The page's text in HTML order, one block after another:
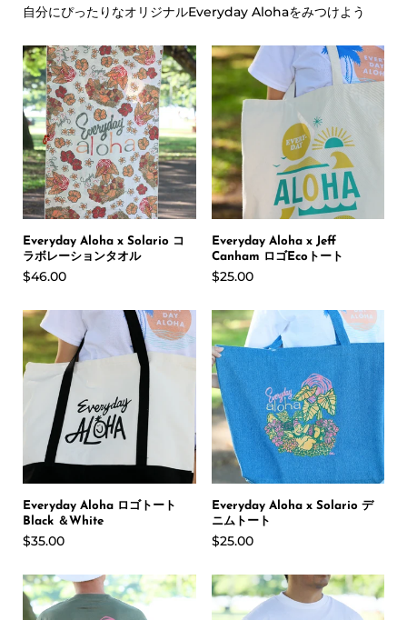
自分にぴったりなオリジナルEveryday Alohaをみつけよう
Everyday Aloha x Solario コ
ラボレーションタオル
$46.00
Everyday Aloha x Jeff
Canham ロゴEcoトート
$25.00
Everyday Aloha ロゴトート
Black ＆White
$35.00
Everyday Aloha x Solario デ
ニムトート
$25.00